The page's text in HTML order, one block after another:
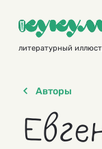
contentлитературный
Авторы